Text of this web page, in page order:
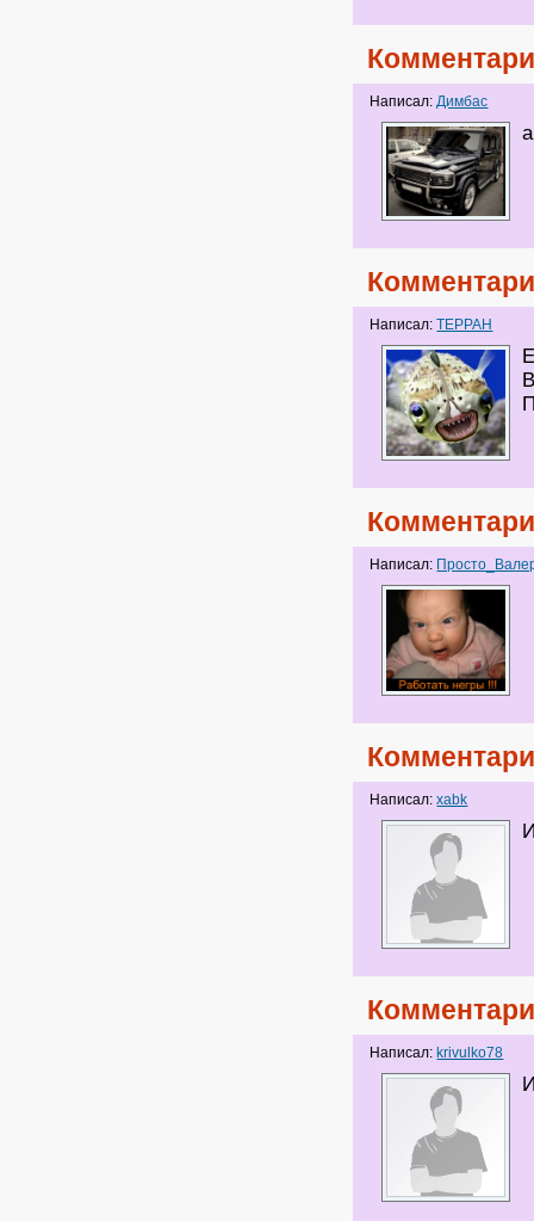
Написал:Димбас
Написал:ТЕРРАН
Написал:
Написал:xabk
Написал: krivulko78